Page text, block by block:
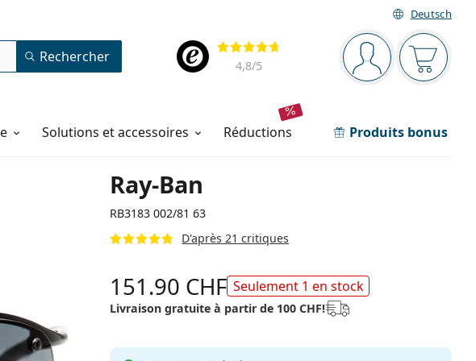
Deutsch
Barre de navigation
Vous êtesVotre
Évaluation
4,8/5
Rechercher
Solutions et accessoires réductions Produits bonus
Ray-Ban
RB3183 002/81 63
D'après 21 critiques
151.90 CHF Seulement 1 en stock
Livraison gratuite à partir de 100 CHF!